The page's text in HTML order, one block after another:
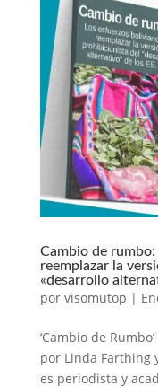
Cambio de
reemplazar la
«desarrollo
por visomutop |
‘Cambio de
por Linda Farthing
es periodista y